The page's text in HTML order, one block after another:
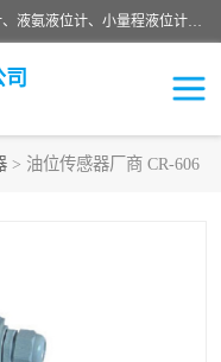
河南福瑞德仪表有限公司是生产销售电容液位计、液氨液位计、小量程液位计定制、智能锅炉水位计、液氮液位计等；并在产品开发、研制的过程中，吸取国内外仪器仪表的技术精华，建立了一支高、精、尖的科研开发队伍，使产品性能不断升级。
> 油位传感器厂商 CR-606
液位计